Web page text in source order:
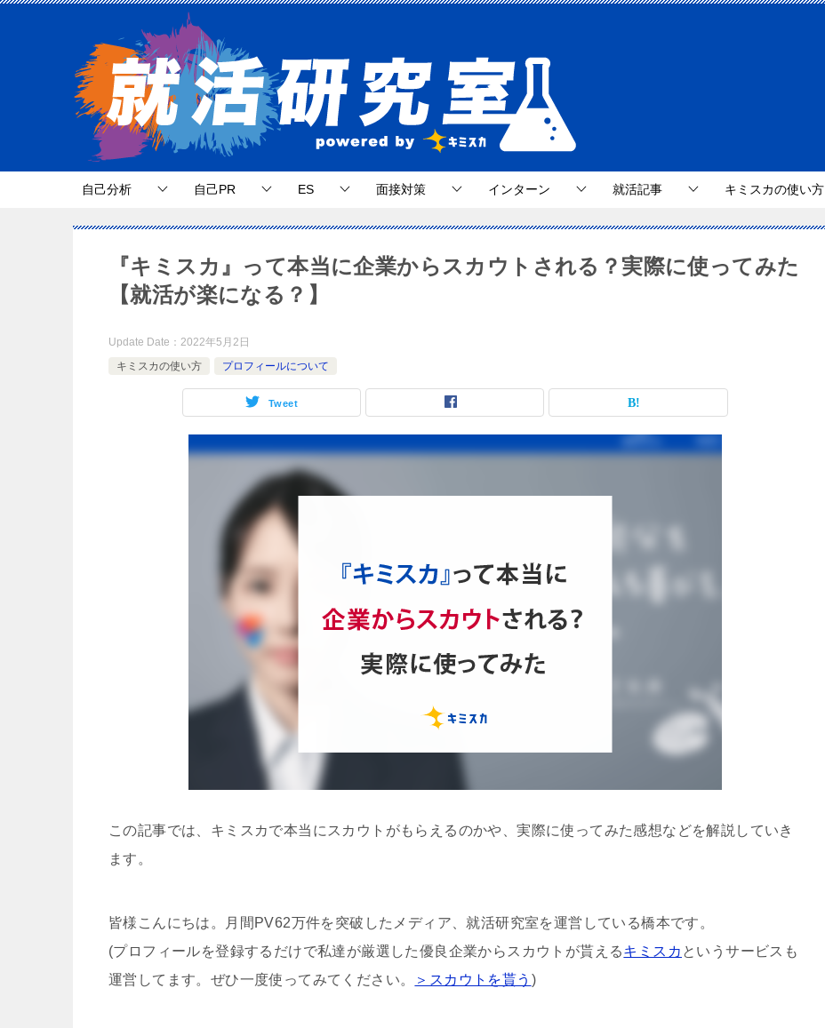
自己分析 自己PR ES 面接対策 インターン 就活記事 キミスカの使い方
『キミスカ』って本当に企業からスカウトされる？実際に使ってみた
【就活が楽になる？】
Update Date： 2022年5月2日
キミスカの使い方
プロフィールについて
Tweet
この記事では、キミスカで本当にスカウトがもらえるのかや、実際に使ってみた感想などを解説していき
ます。
皆様こんにちは。月間PV62万件を突破したメディア、就活研究室を運営している橋本です。
(プロフィールを登録するだけで私達が厳選した優良企業からスカウトが貰えるキミスカ というサービスも
運営してます。ぜひ一度使ってみてください。
＞スカウトを貰う )